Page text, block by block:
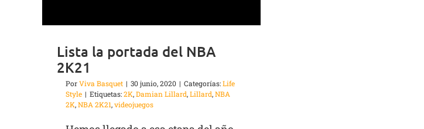
Lista la portada del NBA
2K21
PorViva Basquet | 30 junio, 2020 | Categorías:Life
Style | Etiquetas:2K,Damian Lillard,Lillard,NBA
2K,NBA 2K21,videojuegos